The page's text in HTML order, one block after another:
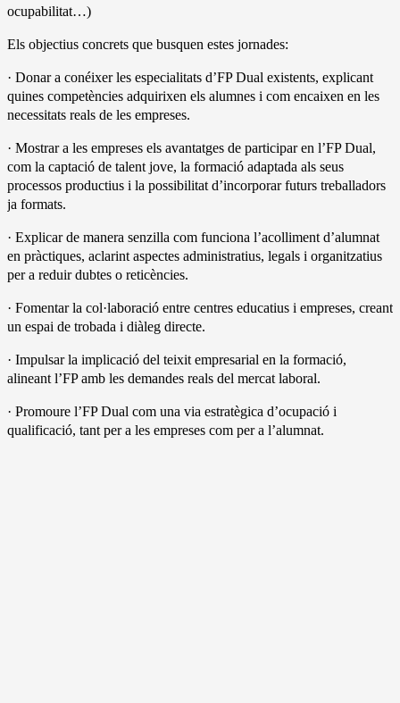
ocupabilitat…)
Els objectius concrets que busquen estes jornades:
· Donar a conéixer les especialitats d’FP Dual existents, explicant
quines competències adquirixen els alumnes i com encaixen en les
necessitats reals de les empreses.
· Mostrar a les empreses els avantatges de participar en l’FP Dual,
com la captació de talent jove, la formació adaptada als seus
processos productius i la possibilitat d’incorporar futurs treballadors
ja formats.
· Explicar de manera senzilla com funciona l’acolliment d’alumnat
en pràctiques, aclarint aspectes administratius, legals i organitzatius
per a reduir dubtes o reticències.
· Fomentar la col·laboració entre centres educatius i empreses, creant
un espai de trobada i diàleg directe.
· Impulsar la implicació del teixit empresarial en la formació,
alineant l’FP amb les demandes reals del mercat laboral.
· Promoure l’FP Dual com una via estratègica d’ocupació i
qualificació, tant per a les empreses com per a l’alumnat.